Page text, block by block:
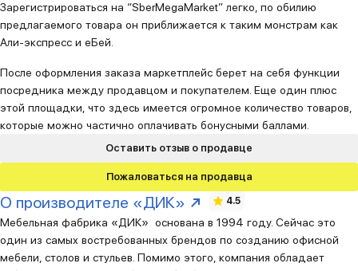
Оставить отзыв о продавце
Пожаловаться на продавца
Зарегистрироваться на “SberMegaMarket” легко, по обилию
предлагаемого товара он приближается к таким монстрам как
Али-экспресс и еБей.
После оформления заказа маркетплейс берет на себя функции
посредника между продавцом и покупателем. Еще один плюс
этой площадки, что здесь имеется огромное количество товаров,
которые можно частично оплачивать бонусными баллами.
О производителе «ДИК» 4.5
Мебельная фабрика «ДИК» основана в 1994 году. Сейчас это
один из самых востребованных брендов по созданию офисной
мебели, столов и стульев. Помимо этого, компания обладает